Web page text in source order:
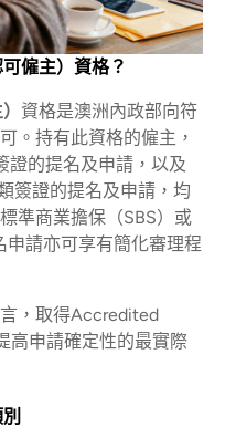
僱主）資格？
資格是澳洲內政部向符
。持有此資格的僱主，
證的提名及申請，以及
簽證的提名及申請，均
準商業擔保（SBS）或
申請亦可享有簡化審理程
，取得Accredited
高申請確定性的最實際